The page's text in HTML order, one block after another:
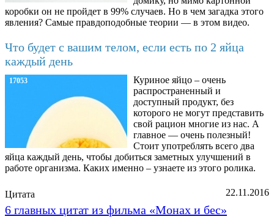
коробки он не пройдет в 99% случаев. Но в чем загадка этого
явления? Самые правдоподобные теории — в этом видео.
Что будет с вашим телом, если есть по 2 яйца
каждый день
17053
Куриное яйцо – очень
распространенный и
доступный продукт, без
которого не могут представить
свой рацион многие из нас. А
главное — очень полезный!
Стоит употреблять всего два
яйца каждый день, чтобы добиться заметных улучшений в
работе организма. Каких именно – узнаете из этого ролика.
22.11.2016
Цитата
6 главных цитат из фильма «Монах и бес»